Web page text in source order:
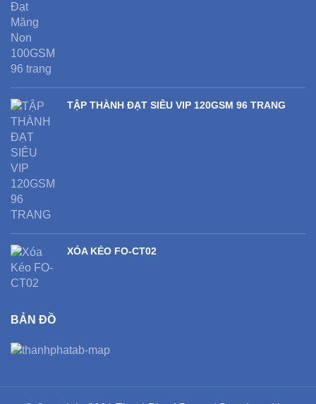
TẬP THÀNH ĐẠT SIÊU VIP 120GSM 96 TRANG
XÓA KÉO FO-CT02
BẢN ĐỒ